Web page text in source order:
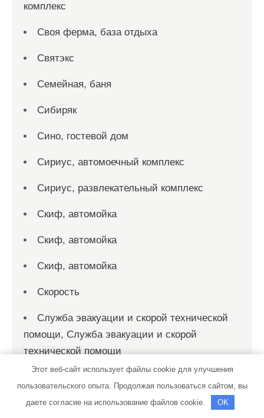
комплекс
Своя ферма, база отдыха
Святэкс
Семейная, баня
Сибиряк
Сино, гостевой дом
Сириус, автомоечный комплекс
Сириус, развлекательный комплекс
Скиф, автомойка
Скиф, автомойка
Скиф, автомойка
Скорость
Служба эвакуации и скорой технической
помощи, Служба эвакуации и скорой
технической помощи
Солексавто-Сибирь, официальный дилер
Этот веб-сайт использует файлы cookie для улучшения
пользовательского опыта. Продолжая пользоваться сайтом, вы
даете согласие на использование файлов cookie.
OK